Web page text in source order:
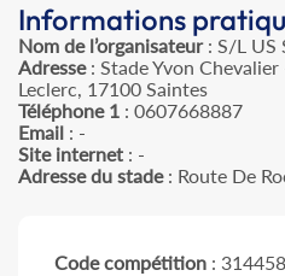
Informations
Nom de l’organisateur: S/L US
Adresse: Stade Yvon
Leclerc, 17100 Saintes
Téléphone 1 : 0607668887
Email : -
Site internet : -
Adresse du stade: Route De
Code compétition : 314458